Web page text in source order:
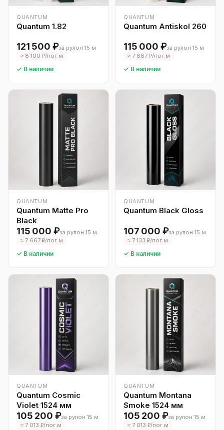
QUANTUM
Quantum 1.82
121 500 ₽за рулон 15 м
≈ 8 100 ₽/пог.м
✓ В наличии
QUANTUM
Quantum Antiskol 260
115 000 ₽за рулон 15 м
≈ 7 667 ₽/пог.м
✓ В наличии
QUANTUM
Quantum Matte Pro
Black
115 000 ₽за рулон 15 м
≈ 7 667 ₽/пог.м
✓ В наличии
QUANTUM
Quantum Black Gloss
107 000 ₽за рулон 15 м
≈ 7 133 ₽/пог.м
✓ В наличии
QUANTUM
Quantum Cosmic
Violet 1524 мм
105 200 ₽за рулон 15 м
≈ 7 013 ₽/пог.м
QUANTUM
Quantum Montana
Smoke 1524 мм
105 200 ₽за рулон 15 м
≈ 7 013 ₽/пог.м